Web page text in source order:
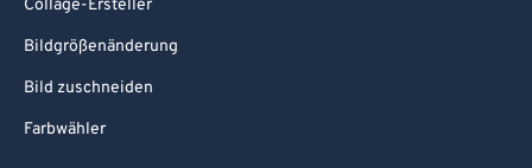
Collage-Ersteller
Bildgrößenänderung
Bild zuschneiden
Farbwähler